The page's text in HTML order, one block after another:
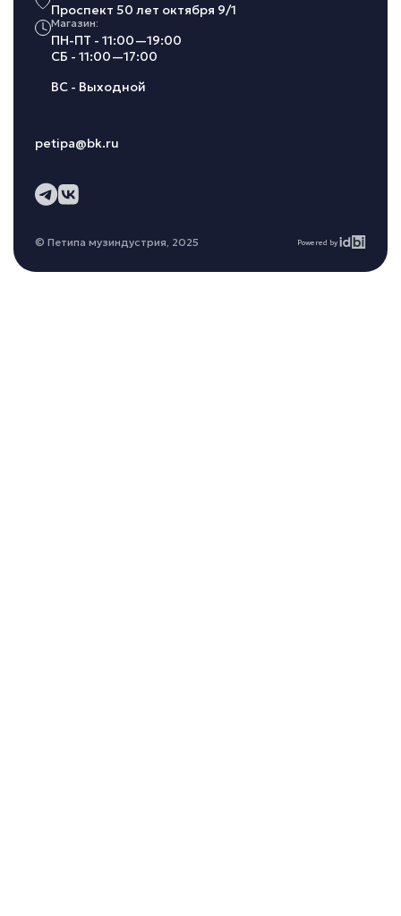
Проспект 50 лет октября 9/1
Магазин:
ПН-ПТ - 11:00—19:00
СБ - 11:00—17:00
ВС - Выходной
petipa@bk.ru
© Петипа музиндустрия, 2025 Powered by